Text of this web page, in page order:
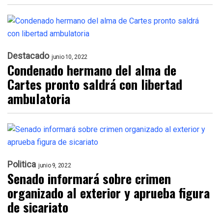
Destacado junio 10, 2022
Condenado hermano del alma de
Cartes pronto saldrá con libertad
ambulatoria
Politica junio 9, 2022
Senado informará sobre crimen
organizado al exterior y aprueba figura
de sicariato